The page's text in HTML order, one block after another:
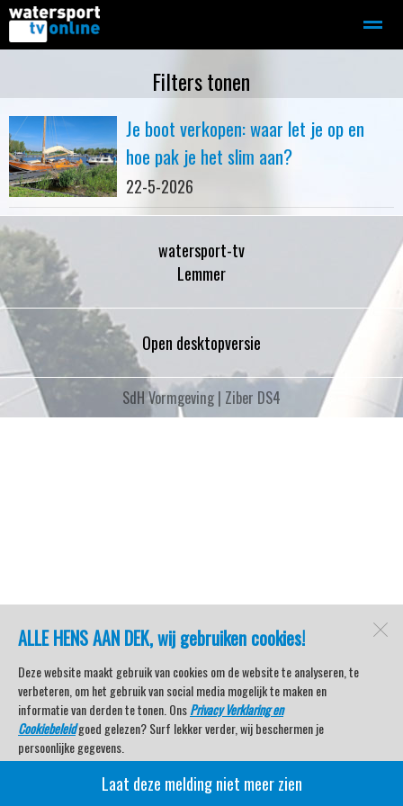
Motorboot-sloep Adverteren
Home
ALLE HENS AAN DEK, wij gebruiken cookies!
Deze website maakt gebruik van cookies om de website te analyseren, te
verbeteren, om het gebruik van social media mogelijk te maken en
informatie van derden te tonen. OnsPrivacy Verklaring en
Cookiebeleidgoed gelezen? Surf lekker verder, wij beschermen je
persoonlijke gegevens.
Veel kijkplezier met Watersport TV Beleving & Nieuws!
Laat deze melding niet meer zien
Filters tonen
Je boot verkopen: waar let je op en
hoe pak je het slim aan?
22-5-2026
watersport-tv
Lemmer
Open desktopversie
SdH Vormgeving | Ziber DS4